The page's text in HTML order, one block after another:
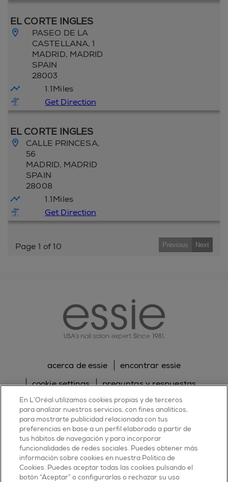
EL CORTE INGLES
PASEO DE LA
CASTELLANA, 1
MADRID, MADRID
SPAIN
28003
1.1Miles
Get Direction
EL CORTE INGLES
CALLE PRINCESA,
56
MADRID, MADRID
SPAIN
28008
1.1Miles
Get Direction
Page 1 of 10 Previous Next
acerca de essie
encontrar essie
cookie settings
preguntas y respuestas
sitemap
contacta con nosotros
política de cookies
política de privacidad
facebooktwitterpinterestyoutube
En L’Oréal utilizamos cookies propias y de terceros
para analizar nuestros servicios, con fines analíticos,
para mostrarte publicidad relacionada con tus
preferencias en base a un perfil elaborado a partir de
tus hábitos de navegación y para incorporar
funcionalidades de redes sociales. Puedes obtener más
información sobre cookies en nuestra Política de
Cookies. Puedes aceptar todas las cookies pulsando el
botón “Aceptar” o configurarlas o rechazar su uso